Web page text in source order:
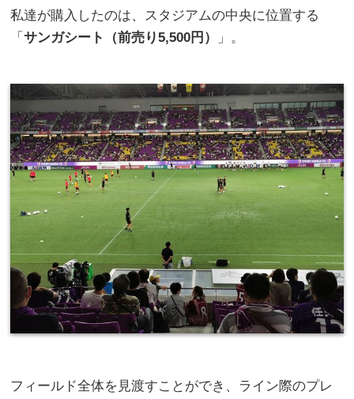
私達が購入したのは、スタジアムの中央に位置する
「サンガシート（前売り5,500円） 」。
フィールド全体を見渡すことができ、ライン際のプレ